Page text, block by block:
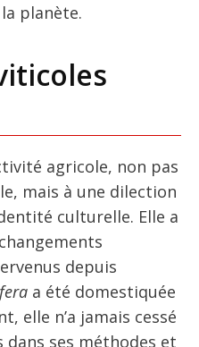
planète.
agricole, non pas
mais à une dilection
culturelle. Elle a
depuis
a été domestiquée
elle n’a jamais cessé
dans ses méthodes et